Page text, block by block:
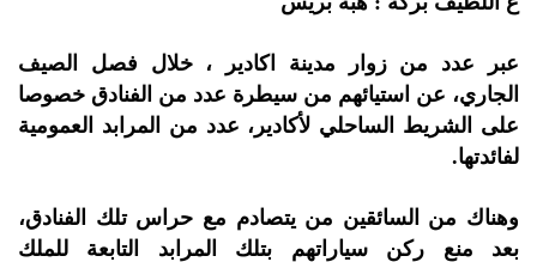
عبر عدد من زوار مدينة اكادير ، خلال فصل الصيف
الجاري، عن استيائهم من سيطرة عدد من الفنادق خصوصا
على الشريط الساحلي لأكادير، عدد من المرابد العمومية
لفائدتها.
وهناك من السائقين من يتصادم مع حراس تلك الفنادق،
بعد منع ركن سياراتهم بتلك المرابد التابعة للملك